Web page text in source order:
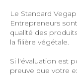
Le Standard
Entrepreneurs
qualité des
la filière végétale.
Si l'évaluation est
preuve que votre